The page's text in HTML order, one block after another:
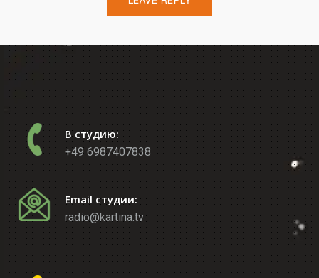
В студию:
+49 6987407838
Email студии:
radio@kartina.tv